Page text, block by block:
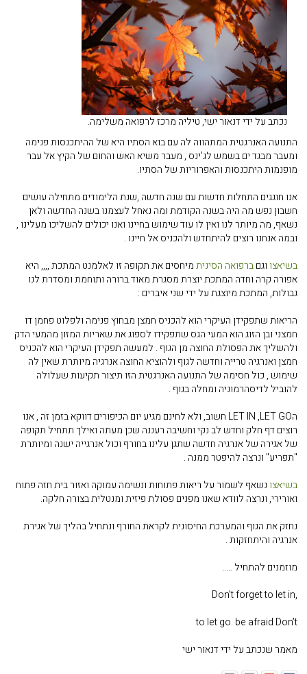
נכתב על ידי דנאור ישי, טיליה מרכז לרפואה משלימה.
התנועה האנרגטית המתהווה לה עם בוא הסתיו היא של ההיתכנסות פנימה
ומעבר מבגד ים בשמש לג'ינס , מעבר משיא האש והחום של הקיץ אל עבר
מופנמות היתכנסות והאפרוריות של הסתיו.
אנו חוגגים התחלות חדשות עם שנה חדשה ,שנת הלימודים מתחילה עושים
חשבון נפש מה היה בשנה הקודמת ומה נאחל לעצמנו בשנה החדשה ולאן
נשאף, מה מיותר לנו ואין לו עוד שימוש בחיינו ואנו יכולים להשליכו מעלינו ,
ובמה אנחנו רוצים להיתחדש ולהכניס אל חיינו .
בשיאצו וגםברפואה הסיניתמיחסים את תקופה זו לאלמנט המתכת ,,,, היא
אפורה קרה וחדה המתכת יוצרת מסגרת מאוד ברורה ותוחמת ומסדרת לנו
גבולות, המתכת מיוצגת על ידי שני איברים :
הריאות שתפקידן העיקרי הוא להכניס חמצן מבחוץ פנימה ולפלוט פחמן דו
חמצני ובן הזוג הוא המעי הגס שתפקידו לספוג את שאריות המזון מהמעי הדק
ולהשליך את הפסולת החוצה מן הגוף . למעשה תפקידן העיקרי הוא להכניס
חמצן ואנרגיה טרייה וחדשה לגוף ולהוציא החוצה אנרגיה מיותרת שאין לה
שימוש , כול חסימה של התנועה האנרגטית הזו תיצור תקיעות שעלולה
להוביל לדיסהרמוניה ומחלה בגוף .
הLET IN ,LET GO חשוב, ולא לחינם מגיע יום הכיפורים דווקא בזמן זה , אנו
רוצים דף חלק וחדש לב נקי וחשיבה רעננה שכן מעתה ואילך תתחיל תקופה
של אגירה של אנרגיה חדשה שתגן עלינו בחורף וכול אנרגייה ישנה ומיותרת
"תפריע" ונרצה להיפטר ממנה .
בשיאצו נשאף לשמור על ריאות פתוחות ונשימה עמוקה ואזור בית חזה פתוח
ואורירי, ונרצה לוודא שאנו מפנים פסולת פיזית ומנטלית בצורה חלקה.
נחזק את הגוף והמערכת החיסונית לקראת החורף ונתחיל בהליך של אגירת
אנרגיה והיתחזקות .
מוזמנים להתחיל …..
Don’t forget to let in,
Don’t
be afraid
to let go.
מאמר שנכתב על ידי דנאור ישי